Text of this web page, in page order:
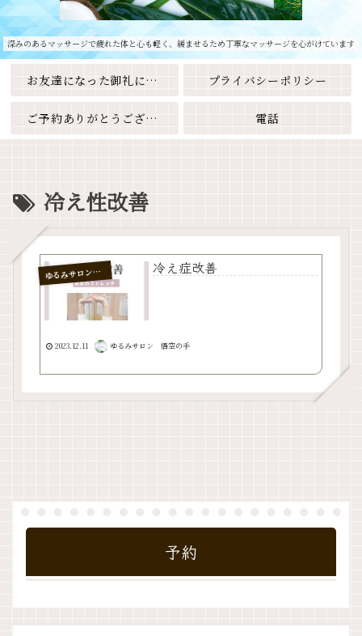
深みのあるマッサージで疲れた体と心も軽く、緩ませるため丁寧なマッサージを心がけています
お友達になった御礼に素敵なクーポンをプレゼント🎁 プライバシーポリシー
ご予約ありがとうございます 電話
冷え性改善
ゆるみサロン 悟空の手 冷え症改善
2023.12.11 ゆるみサロン 悟空の手
予約